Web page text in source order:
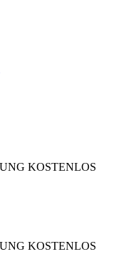
KOSTENLOS
KOSTENLOS